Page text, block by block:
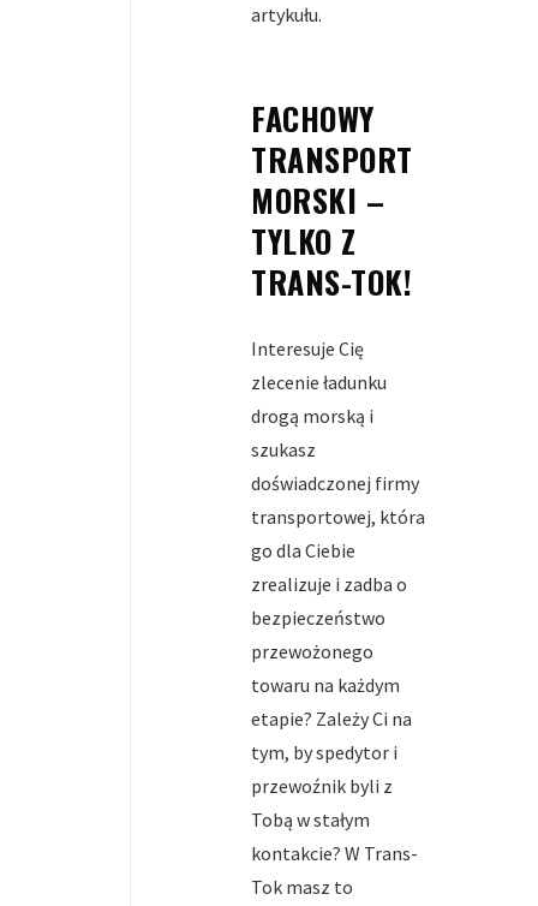
artykułu.
FACHOWY
TRANSPORT
MORSKI –
TYLKO Z
TRANS-TOK!
Interesuje Cię
zlecenie ładunku
drogą morską i
szukasz
doświadczonej firmy
transportowej, która
go dla Ciebie
zrealizuje i zadba o
bezpieczeństwo
przewożonego
towaru na każdym
etapie? Zależy Ci na
tym, by spedytor i
przewoźnik byli z
Tobą w stałym
kontakcie? W Trans-
Tok masz to